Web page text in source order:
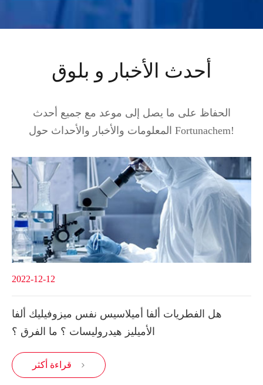
أحدث الأخبار و بلوق
الحفاظ على ما يصل إلى موعد مع جميع أحدث
المعلومات والأخبار والأحداث حول Fortunachem!
2022-12-12
هل الفطريات ألفا أميلاسيس نفس ميزوفيليك ألفا
الأميليز هيدروليسات ؟ ما الفرق ؟
قراءة أكثر 